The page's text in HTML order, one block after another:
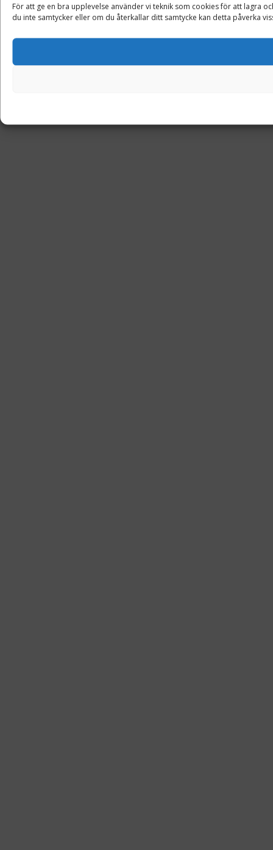
För att ge en bra upplevelse använder vi teknik som cookies för att lagra
du inte samtycker eller om du återkallar ditt samtycke kan detta påverka